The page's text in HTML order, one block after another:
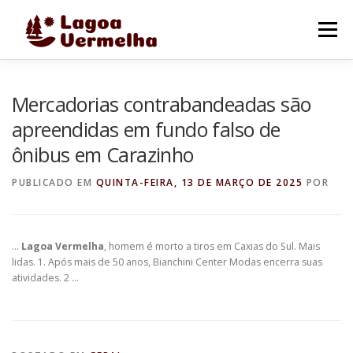
Menu
FALE CONOSCO
Mercadorias contrabandeadas são
apreendidas em fundo falso de
ônibus em Carazinho
PUBLICADO EM QUINTA-FEIRA, 13 DE MARÇO DE 2025 POR
… Lagoa Vermelha, homem é morto a tiros em Caxias do Sul. Mais
lidas. 1. Após mais de 50 anos, Bianchini Center Modas encerra suas
atividades. 2 …